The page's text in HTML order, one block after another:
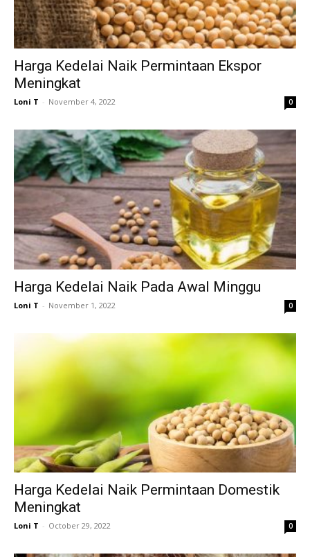
Harga Kedelai Naik Permintaan Ekspor
Meningkat
Loni T - November 4, 2022 0
Harga Kedelai Naik Pada Awal Minggu
Loni T - November 1, 2022 0
Harga Kedelai Naik Permintaan Domestik
Meningkat
Loni T - October 29, 2022 0